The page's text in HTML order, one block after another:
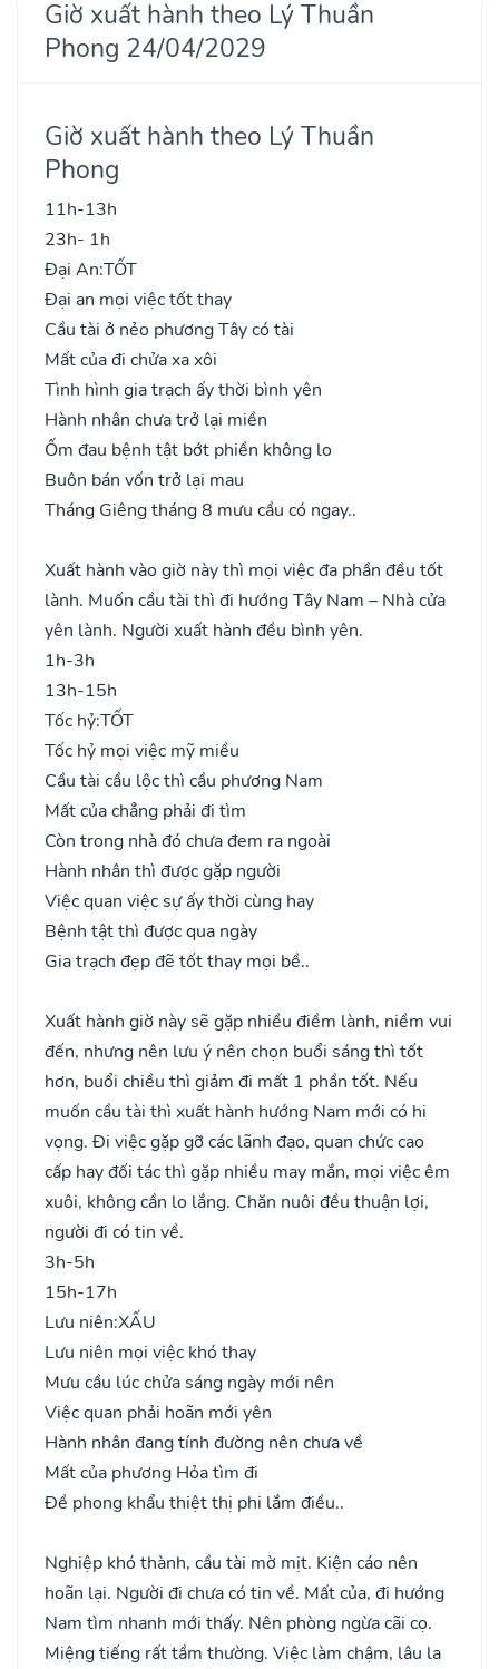
Giờ xuất hành theo Lý Thuần
Phong 24/04/2029
Giờ xuất hành theo Lý Thuần
Phong
11h-13h
23h- 1h
Đại An:TỐT
Đại an mọi việc tốt thay
Cầu tài ở nẻo phương Tây có tài
Mất của đi chửa xa xôi
Tình hình gia trạch ấy thời bình yên
Hành nhân chưa trở lại miền
Ốm đau bệnh tật bớt phiền không lo
Buôn bán vốn trở lại mau
Tháng Giêng tháng 8 mưu cầu có ngay..
Xuất hành vào giờ này thì mọi việc đa phần đều tốt
lành. Muốn cầu tài thì đi hướng Tây Nam – Nhà cửa
yên lành. Người xuất hành đều bình yên.
1h-3h
13h-15h
Tốc hỷ:TỐT
Tốc hỷ mọi việc mỹ miều
Cầu tài cầu lộc thì cầu phương Nam
Mất của chẳng phải đi tìm
Còn trong nhà đó chưa đem ra ngoài
Hành nhân thì được gặp người
Việc quan việc sự ấy thời cùng hay
Bệnh tật thì được qua ngày
Gia trạch đẹp đẽ tốt thay mọi bề..
Xuất hành giờ này sẽ gặp nhiều điềm lành, niềm vui
đến, nhưng nên lưu ý nên chọn buổi sáng thì tốt
hơn, buổi chiều thì giảm đi mất 1 phần tốt. Nếu
muốn cầu tài thì xuất hành hướng Nam mới có hi
vọng. Đi việc gặp gỡ các lãnh đạo, quan chức cao
cấp hay đối tác thì gặp nhiều may mắn, mọi việc êm
xuôi, không cần lo lắng. Chăn nuôi đều thuận lợi,
người đi có tin về.
3h-5h
15h-17h
Lưu niên:XẤU
Lưu niên mọi việc khó thay
Mưu cầu lúc chửa sáng ngày mới nên
Việc quan phải hoãn mới yên
Hành nhân đang tính đường nên chưa về
Mất của phương Hỏa tìm đi
Đề phong khẩu thiệt thị phi lắm điều..
Nghiệp khó thành, cầu tài mờ mịt. Kiện cáo nên
hoãn lại. Người đi chưa có tin về. Mất của, đi hướng
Nam tìm nhanh mới thấy. Nên phòng ngừa cãi cọ.
Miệng tiếng rất tầm thường. Việc làm chậm, lâu la